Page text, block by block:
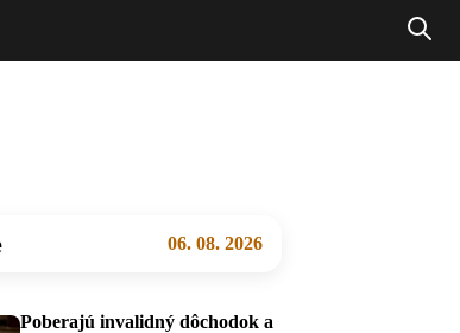
06. 08. 2026
Poberajú invalidný dôchodok a